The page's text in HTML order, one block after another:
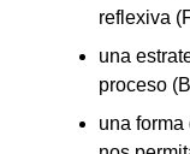
reflexiva
una
proceso
una